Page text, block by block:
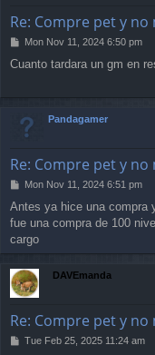
Re: Compre pet y
P
s
Mon Nov 11, 2024 6:50 pm
Cuanto tardara un gm en
Pandagamer
Re: Compre pet y
P
s
t
Mon Nov 11, 2024 6:51 pm
Antes ya hice una compra
fue una compra de 100
cargo
DAVEmanda
Re: Compre pet y
PTue Feb 25, 2025 11:24 am